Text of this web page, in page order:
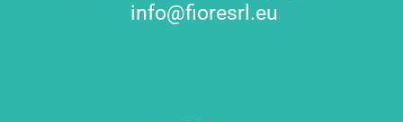
info@fioresrl.eu